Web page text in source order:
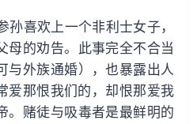
孙喜欢上一个非利士女子，
母的劝告。此事完全不合当
与外族通婚），也暴露出人
那恨我们的，却恨那爱我
。赌徒与吸毒者是最鲜明的